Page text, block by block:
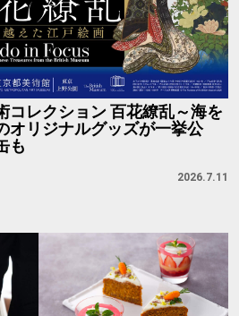
コレクション 百花繚乱～海を
オリジナルグッズが一挙公
も
2026.7.11